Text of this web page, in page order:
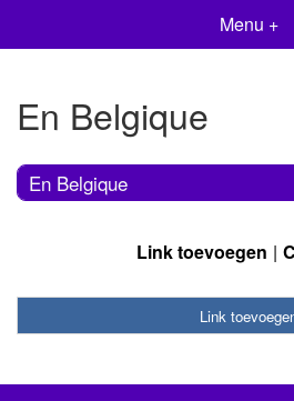
Menu +
En Belgique
En Belgique
Link toevoegen
Link